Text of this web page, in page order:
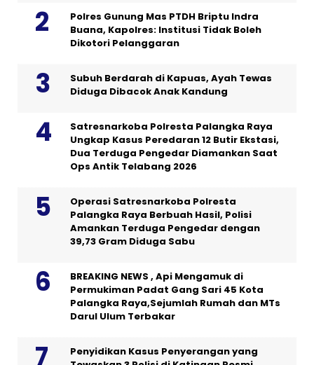
Polres Gunung Mas PTDH Briptu Indra
Buana, Kapolres: Institusi Tidak Boleh
Dikotori Pelanggaran
Subuh Berdarah di Kapuas, Ayah Tewas
Diduga Dibacok Anak Kandung
Satresnarkoba Polresta Palangka Raya
Ungkap Kasus Peredaran 12 Butir Ekstasi,
Dua Terduga Pengedar Diamankan Saat
Ops Antik Telabang 2026
Operasi Satresnarkoba Polresta
Palangka Raya Berbuah Hasil, Polisi
Amankan Terduga Pengedar dengan
39,73 Gram Diduga Sabu
BREAKING NEWS , Api Mengamuk di
Permukiman Padat Gang Sari 45 Kota
Palangka Raya,Sejumlah Rumah dan MTs
Darul Ulum Terbakar
Penyidikan Kasus Penyerangan yang